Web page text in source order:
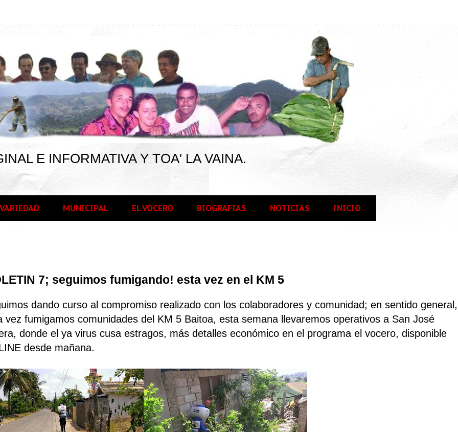
E INFORMATIVA Y TOA' LA VAINA.
VARIEDAD MUNICIPAL EL VOCERO BIOGRAFIAS NOTICIAS INICIO
7; seguimos fumigando! esta vez en el KM 5
dando curso al compromiso realizado con los colaboradores y comunidad; en sentido general,
vez fumigamos comunidades del KM 5 Baitoa, esta semana llevaremos operativos a San José
donde el ya virus cusa estragos, más detalles económico en el programa el vocero, disponible
desde mañana.